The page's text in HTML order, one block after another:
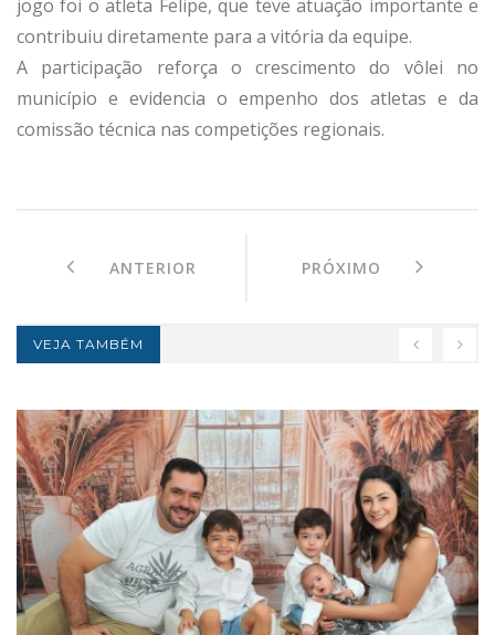
jogo foi o atleta Felipe, que teve atuação importante e
contribuiu diretamente para a vitória da equipe.
A participação reforça o crescimento do vôlei no
município e evidencia o empenho dos atletas e da
comissão técnica nas competições regionais.
ANTERIOR PRÓXIMO
VEJA TAMBÉM